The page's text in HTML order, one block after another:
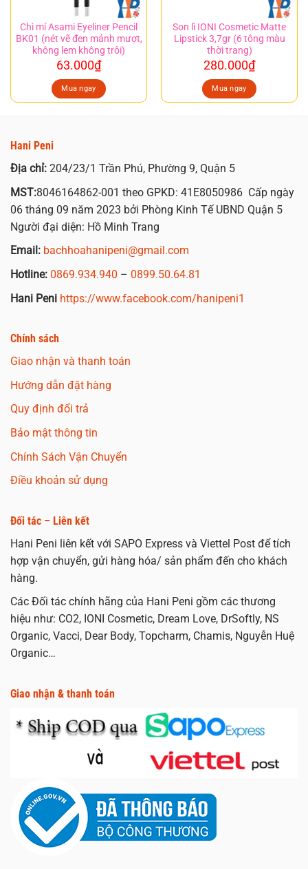
Chì mí Asami Eyeliner Pencil
BK01 (nét vẽ đen mảnh mượt,
không lem không trôi)
63.000₫
Mua ngay
Son lì IONI Cosmetic Matte
Lipstick 3,7gr (6 tông màu
thời trang)
280.000₫
Mua ngay
Hani Peni
Địa chỉ: 204/23/1 Trần Phú, Phường 9, Quận 5
MST:8046164862-001 theo GPKD: 41E8050986 Cấp ngày
06 tháng 09 năm 2023 bởi Phòng Kinh Tế UBND Quận 5
Người đại diện: Hồ Minh Trang
Email: bachhoahanipeni@gmail.com
Hotline: 0869.934.940 – 0899.50.64.81
Hani Peni https://www.facebook.com/hanipeni1
Chính sách
Giao nhận và thanh toán
Hướng dẫn đặt hàng
Quy định đổi trả
Bảo mật thông tin
Chính Sách Vận Chuyển
Điều khoản sử dụng
Đối tác – Liên kết
Hani Peni liên kết với SAPO Express và Viettel Post để tích
hợp vận chuyển, gửi hàng hóa/ sản phẩm đến cho khách
hàng.
Các Đối tác chính hãng của Hani Peni gồm các thương
hiệu như: CO2, IONI Cosmetic, Dream Love, DrSoftly, NS
Organic, Vacci, Dear Body, Topcharm, Chamis, Nguyễn Huệ
Organic…
Giao nhận & thanh toán